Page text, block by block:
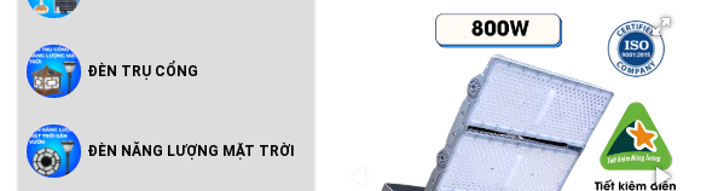
Hoàng Quốc Bảo - Độ Sáng Cao,
ĐÈN TRỤ CỔNG
ĐÈN NĂNG LƯỢNG MẶT TRỜI